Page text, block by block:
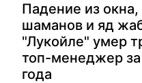
Падение из окна,
шаманов и яд
"Лукойле" умер
топ-менеджер за
года